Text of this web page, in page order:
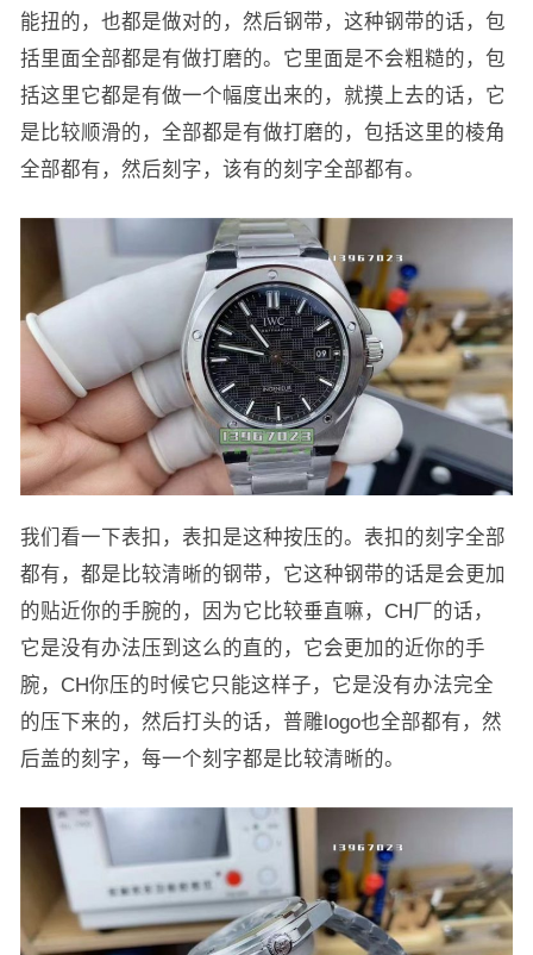
能扭的，也都是做对的，然后钢带，这种钢带的话，包
括里面全部都是有做打磨的。它里面是不会粗糙的，包
括这里它都是有做一个幅度出来的，就摸上去的话，它
是比较顺滑的，全部都是有做打磨的，包括这里的棱角
全部都有，然后刻字，该有的刻字全部都有。
我们看一下表扣，表扣是这种按压的。表扣的刻字全部
都有，都是比较清晰的钢带，它这种钢带的话是会更加
的贴近你的手腕的，因为它比较垂直嘛，CH厂的话，
它是没有办法压到这么的直的，它会更加的近你的手
腕，CH你压的时候它只能这样子，它是没有办法完全
的压下来的，然后打头的话，普雕logo也全部都有，然
后盖的刻字，每一个刻字都是比较清晰的。